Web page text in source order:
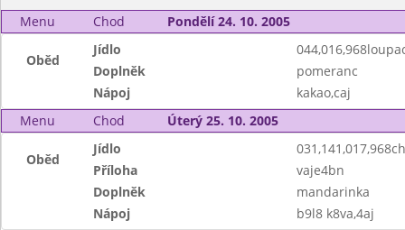
Menu Chod Pondělí 24. 10. 2005
Oběd
Jídlo
Doplněk
pomeranc
Nápoj
kakao,caj
Menu
Chod Úterý 25. 10. 2005
Oběd
Jídlo
Příloha
vaje4bn
Doplněk
mandarinka
Nápoj
b9l8 k8va,4aj